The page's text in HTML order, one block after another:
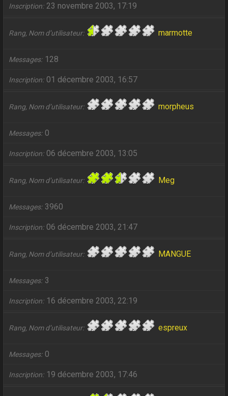
Inscription 23 novembre 2003, 17:19
Rang, Nom d’utilisateur marmotte
Messages 128
Inscription 01 décembre 2003, 16:57
Rang, Nom d’utilisateur morpheus
Messages 0
Inscription 06 décembre 2003, 13:05
Rang, Nom d’utilisateur Meg
Messages 3960
Inscription 06 décembre 2003, 21:47
Rang, Nom d’utilisateur MANGUE
Messages 3
Inscription 16 décembre 2003, 22:19
Rang, Nom d’utilisateur espreux
Messages 0
Inscription 19 décembre 2003, 17:46